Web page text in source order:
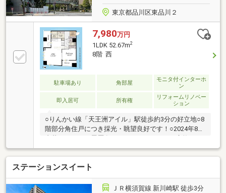
東京都品川区東品川２
7,980万円
1LDK 52.67m2
8階 西
駐車場あり 角部屋
モニタ付インターホ
ン
即入居可 所有権
リフォームリノベー
ション
○りんかい線「天王洲アイル」駅徒歩約3分の好立地○8
階部分角住戸につき採光・眺望良好です！○2024年8月
ニットバス交換・全室クロス張替え・トイレ交換・建
具交換・シュークローク交換 等○室内丁寧にお使い
です○ペット2匹飼育可（細則有り）○24時間有人管理
でセキュリティ面も安心○ご内覧予約受付中です。
お気軽にお問い合わせください！
ステーションスイート
ＪＲ横須賀線 新川崎駅 徒歩3分